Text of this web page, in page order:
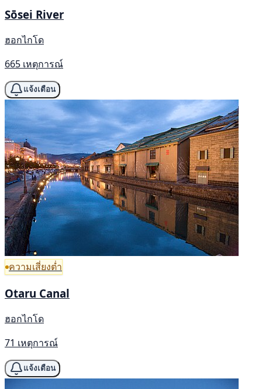
Sōsei River
ฮอกไกโด
665 เหตุการณ์
แจ้งเตือน
ความเสี่ยงต่ำ
Otaru Canal
ฮอกไกโด
71 เหตุการณ์
แจ้งเตือน